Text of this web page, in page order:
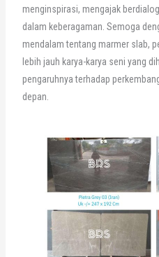
menginspirasi, mengajak
dalam keberagaman. Semoga
mendalam tentang marmer slab,
lebih jauh karya-karya seni yang
pengaruhnya terhadap
depan.